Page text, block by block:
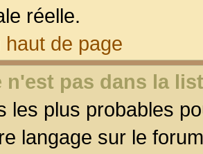
réelle.
de page
n'est pas dans la
les plus probables
langage sur le